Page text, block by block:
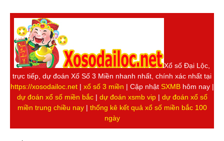
Xổ số Đại Lộc,
trực tiếp, dự đoán Xố Số 3 Miền nhanh nhất, chính xác nhất tại
https://xosodailoc.net| xổ số 3 miền | Cập nhật SXMBhôm nay |
dự đoán xổ số miền bắc| dự đoán xsmb vip| dự đoán xổ số
miền trung chiều nay| thống kê kết quả xổ số miền bắc 100
ngày